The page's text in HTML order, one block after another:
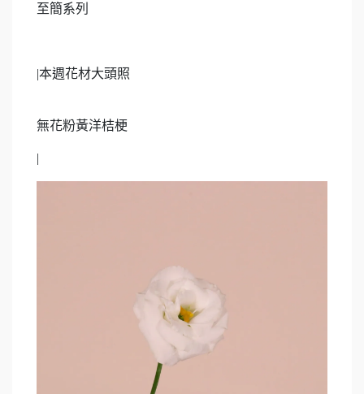
至簡系列
|本週花材大頭照
無花粉黃洋桔梗
|